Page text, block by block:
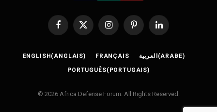
Facebook
X
InstagramPinterestLinkedIn
ENGLISH (ANGLAIS) FRANÇAIS العربية (ARABE)
PORTUGUÊS( PORTUGAIS)
© 2026 Africa Defense Forum. All Rights Reserved.